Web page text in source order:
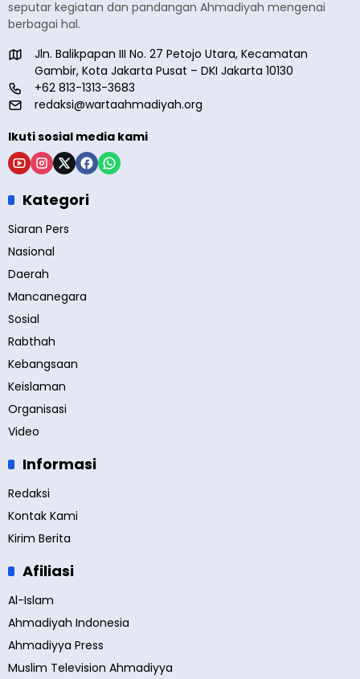
seputar kegiatan dan pandangan Ahmadiyah mengenai
berbagai hal.
Jln. Balikpapan III No. 27 Petojo Utara, Kecamatan
Gambir, Kota Jakarta Pusat – DKI Jakarta 10130
+62 813-1313-3683
redaksi@wartaahmadiyah.org
Ikuti sosial media kami
Kategori
Siaran Pers
Nasional
Daerah
Mancanegara
Sosial
Rabthah
Kebangsaan
Keislaman
Organisasi
Video
Informasi
Redaksi
Kontak Kami
Kirim Berita
Afiliasi
Al-Islam
Ahmadiyah Indonesia
Ahmadiyya Press
Muslim Television Ahmadiyya